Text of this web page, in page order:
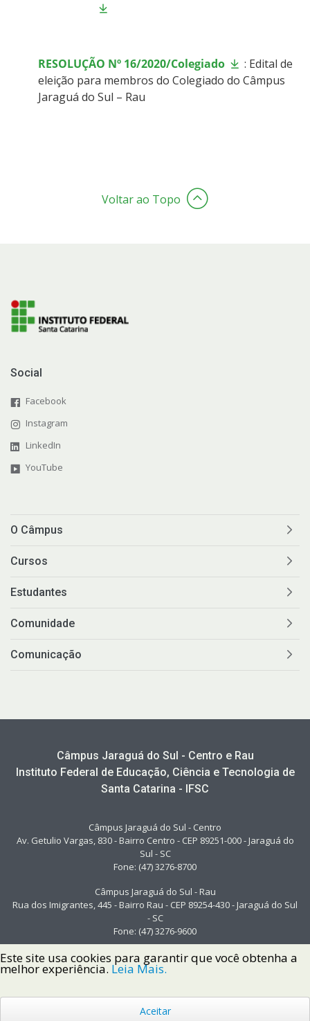
RESOLUÇÃO Nº 16/2020/Colegiado
: Edital de
eleição para membros do Colegiado do Câmpus
Jaraguá do Sul – Rau
Voltar ao Topo
Social
Facebook
Instagram
LinkedIn
YouTube
O Câmpus
Cursos
Estudantes
Comunidade
Comunicação
Câmpus Jaraguá do Sul - Centro e Rau
Instituto Federal de Educação, Ciência e Tecnologia de
Santa Catarina - IFSC
Câmpus Jaraguá do Sul - Centro
Av. Getulio Vargas, 830 - Bairro Centro - CEP 89251-000 - Jaraguá do
Sul - SC
Fone: (47) 3276-8700
Câmpus Jaraguá do Sul - Rau
Rua dos Imigrantes, 445 - Bairro Rau - CEP 89254-430 - Jaraguá do Sul
- SC
Fone: (47) 3276-9600
Copyright © 2022 Instituto Federal de Santa Catarina IFSC
Este site usa cookies para garantir que você obtenha a
melhor experiência. Leia Mais.
Aceitar